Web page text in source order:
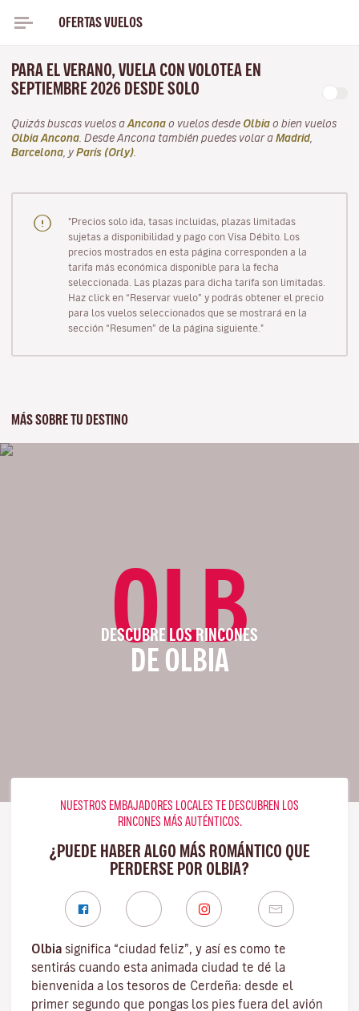
OFERTAS VUELOS
PARA EL VERANO, VUELA CON VOLOTEA EN
SEPTIEMBRE 2026 DESDE SOLO
Quizás buscas vuelos a Ancona o vuelos desde Olbia o bien vuelos
Olbia Ancona . Desde Ancona también puedes volar a Madrid
Barcelona , y París (Orly)
"Precios solo ida, tasas incluidas, plazas limitadas
sujetas a disponibilidad y pago con Visa Débito. Los
precios mostrados en esta página corresponden a la
tarifa más económica disponible para la fecha
seleccionada. Las plazas para dicha tarifa son limitadas.
Haz click en “Reservar vuelo” y podrás obtener el precio
para los vuelos seleccionados que se mostrará en la
sección “Resumen” de la página siguiente."
MÁS SOBRE TU DESTINO
OLB
DESCUBRE LOS RINCONES
DE OLBIA
NUESTROS EMBAJADORES LOCALES TE DESCUBREN LOS
RINCONES MÁS AUTÉNTICOS.
¿PUEDE HABER ALGO MÁS ROMÁNTICO QUE
PERDERSE POR OLBIA?
Olbia significa “ciudad feliz”, y así es como te
sentirás cuando esta animada ciudad te dé la
bienvenida a los tesoros de Cerdeña: desde el
primer segundo que pongas los pies fuera del avión